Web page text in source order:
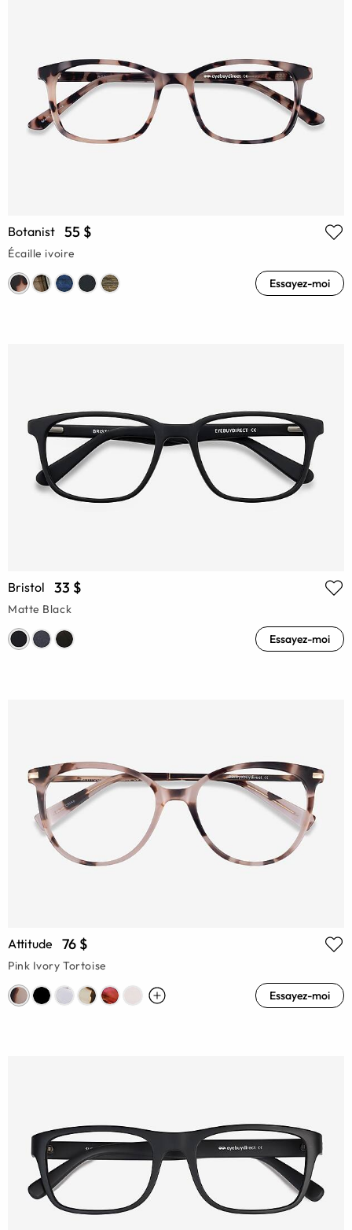
Botanist 55 $
Écaille ivoire
Essayez-moi
Bristol 33 $
Matte Black
Essayez-moi
Attitude 76 $
Pink Ivory Tortoise
Essayez-moi